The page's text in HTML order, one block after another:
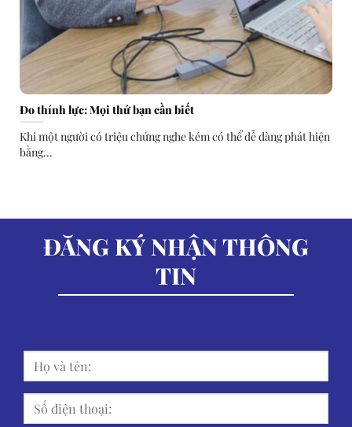
Đo thính lực: Mọi thứ bạn cần biết
Khi một người có triệu chứng nghe kém có thể dễ dàng phát hiện
bằng...
ĐĂNG KÝ NHẬN THÔNG
TIN